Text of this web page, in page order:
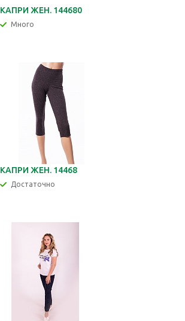
КАПРИ ЖЕН. 144680
Много
КАПРИ ЖЕН. 14468
Достаточно